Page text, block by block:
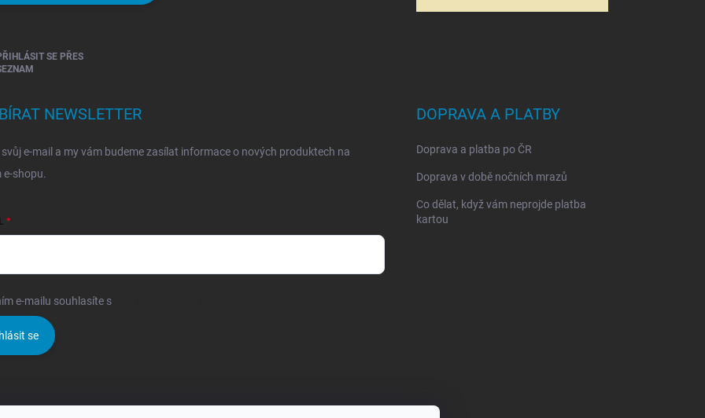
SE PŘES
NEWSLETTER
e-mail a my vám budeme zasílat informace o nových produktech na
e-shopu.
e-mailu souhlasíte s
se
DOPRAVA A PLATBY
Doprava a platba po ČR
Doprava v době nočních mrazů
Co dělat, když vám neprojde platba
kartou